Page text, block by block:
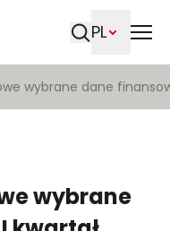
PL
wybrane dane
wybrane